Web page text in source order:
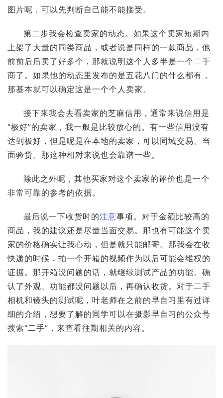
图片呢，可以先判断自己能不能接受。
第二步我会检查卖家的动态。如果这个卖家短期内
上架了大量的同类商品，或者说是同样的一款商品，他
前前后后卖了好多个，那就说明这个人多半是一个二手
商了。如果他的动态里发布的是五花八门的什么都有，
那基本就可以确定这是一个个人卖家。
接下来我会去看卖家的芝麻信用，通常来说信用是
“极好”的卖家，我一般是比较放心的。有一些信用没有
达到极好，但是呢是在本地的卖家，可以同城交易、当
面验货。那这种相对来说也会靠谱一些。
除此之外呢，其他买家对这个卖家的评价也是一个
非常可靠的参考的依据。
最后说一下收货时的注意事项。对于金额比较高的
商品，我的建议还是尽量当面交易。那也有可能这个卖
家的价格确实让我心动，但是就只能邮寄。那我会在收
快递的时候，拍一个开箱的视频作为以后可能会维权的
证据。那开箱没问题的话，就继续测试产品的功能。确
认了外观、功能都没问题以后，再确认收货。对于二手
相机和镜头的测试呢，叶老师在之前的早自习里有过详
细的介绍，想要了解的同学可以在摄影早自习的公众号
搜索“二手”，来查看往期相关的内容。